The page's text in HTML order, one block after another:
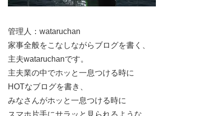
奥野卓志さんは特に外見が韓国人っぽいというわけではな
いのですが、”奥野卓志”と検索すると”
ーワードが出てくる
ことから、
管理人：wataruchan
家事全般をこなしながらブログを書く、
主夫wataruchanです。
主夫業の中でホッと一息つける時に
HOTなブログを書き、
みなさんがホッと一息つける時に